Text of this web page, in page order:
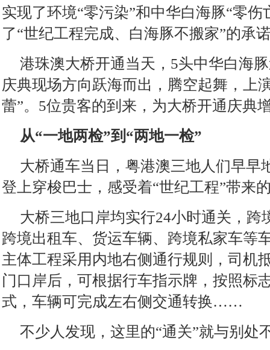
实现了环境“零污染”和中华白海豚“零伤
了“世纪工程完成、白海豚不搬家”的承
港珠澳大桥开通当天，5头中华白海
庆典现场方向跃海而出，腾空起舞，上
蕾”。5位贵客的到来，为大桥开通庆典
从“一地两检”到“两地一检”
大桥通车当日，粤港澳三地人们早早
登上穿梭巴士，感受着“世纪工程”带来
大桥三地口岸均实行24小时通关，跨
跨境出租车、货运车辆、跨境私家车等
主体工程采用内地右侧通行规则，司机
门口岸后，可根据行车指示牌，按照标
式，车辆可完成左右侧交通转换……
不少人发现，这里的“通关”就与别处